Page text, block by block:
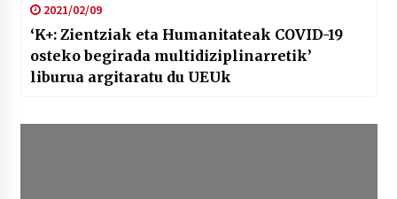
2021/02/09
‘K+: Zientziak eta Humanitateak COVID-19
osteko begirada multidiziplinarretik’
liburua argitaratu du UEUk